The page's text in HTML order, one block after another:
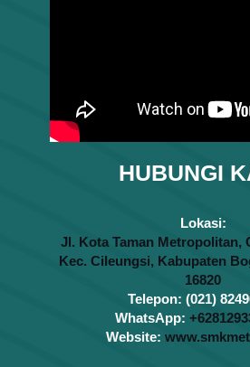
HUBUNGI
Lokasi:
Jl. Kota Taman Metropolitan,
Kec. Cileungsi, Kabupaten
16820
Telepon: (021)
WhatsApp:
Website: